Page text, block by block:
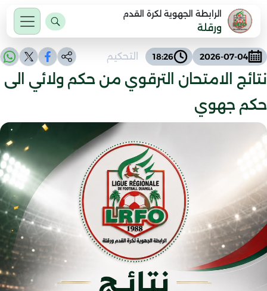
الرابطة الجهوية لكرة القدم
ورقلة
2026-07-04
18:26 التحكيم
نتائج الامتحان الترقوي من حكم ولائي الى
حكم جهوي